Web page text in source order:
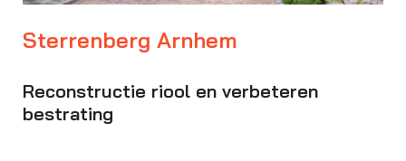
Sterrenberg Arnhem
Reconstructie riool en verbeteren
bestrating